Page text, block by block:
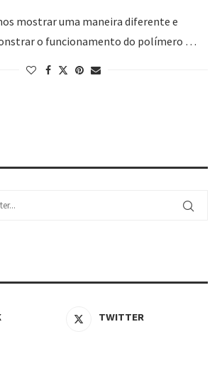
mostrar uma maneira diferente e
o funcionamento do polímero …
TWITTER